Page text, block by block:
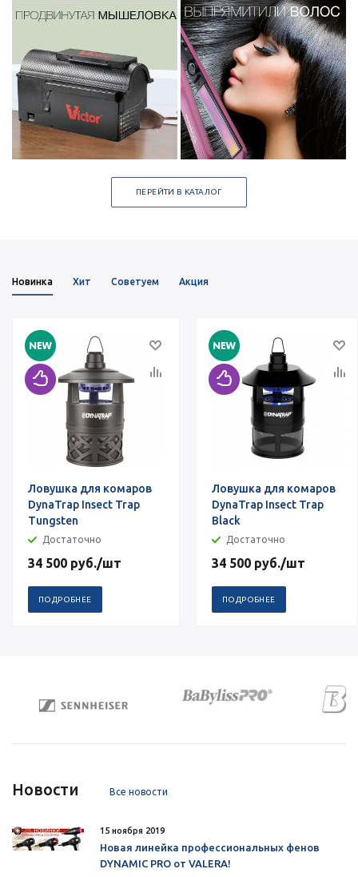
ПЕРЕЙТИ В КАТАЛОГ
Новинка Хит Советуем Акция
Ловушка для комаров
DynaTrap Insect Trap
Tungsten
Достаточно
34 500 руб./шт
ПОДРОБНЕЕ
Ловушка для комаров
DynaTrap Insect Trap
Black
Достаточно
34 500 руб./шт
ПОДРОБНЕЕ
Новости Все новости
15 ноября 2019
Новая линейка профессиональных фенов
DYNAMIC PRO от VALERA!